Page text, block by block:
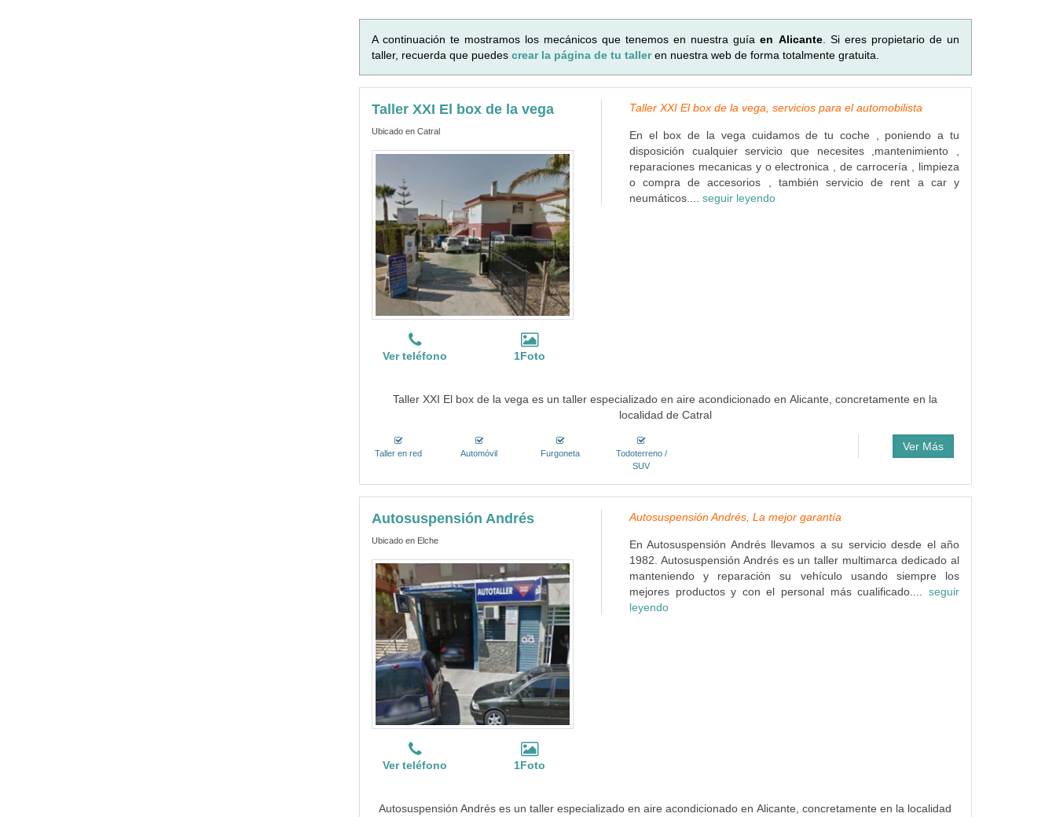
A continuación te mostramos los mecánicos que tenemos en nuestra guíaen Alicante. Si eres propietario de un
taller, recuerda que puedes crear la página de tu talleren nuestra web de forma totalmente gratuita.
Taller XXI El box de la vega
Ubicado en Catral
Ver teléfono 1Foto
Taller XXI El box de la vega, servicios para el automobilista
En el box de la vega cuidamos de tu coche , poniendo a tu
disposición cualquier servicio que necesites ,mantenimiento ,
reparaciones mecanicas y o electronica , de carrocería , limpieza
o compra de accesorios , también servicio de rent a car y
neumáticos.... seguir leyendo
Taller XXI El box de la vega es un taller especializado en aire acondicionado en Alicante, concretamente en la
localidad de Catral
Taller en red Automóvil Furgoneta
Todoterreno /
SUV
Ver Más
Autosuspensión Andrés
Ubicado en Elche
Ver teléfono 1Foto
Autosuspensión Andrés, La mejor garantía
En Autosuspensión Andrés llevamos a su servicio desde el año
1982. Autosuspensión Andrés es un taller multimarca dedicado al
manteniendo y reparación su vehículo usando siempre los
mejores productos y con el personal más cualificado.... seguir
leyendo
Autosuspensión Andrés es un taller especializado en aire acondicionado en Alicante, concretamente en la localidad